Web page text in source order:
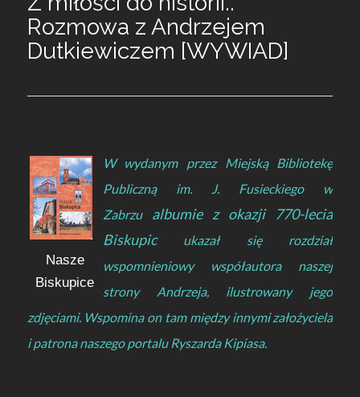
Rozmowa z Andrzejem
Dutkiewiczem [WYWIAD]
Nasze
Biskupice
W wydanym przez Miejską Bibliotekę
Publiczną im. J. Fusieckiego w
Zabrzu albumie z okazji 770-lecia
Biskupicukazał się rozdział
wspomnieniowy współautora naszej
strony Andrzeja, ilustrowany jego
zdjęciami. Wspomina on tam między innymi założyciela
i patrona naszego portalu Ryszarda Kipiasa.